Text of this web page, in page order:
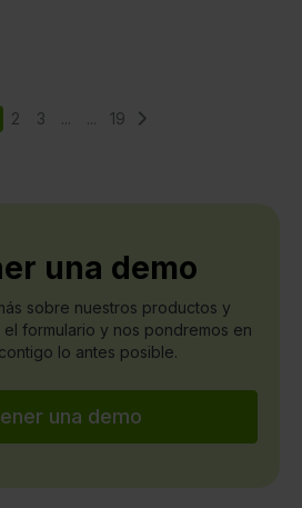
2 3 ... ... 19
una demo
sobre nuestros productos y
el formulario y nos pondremos en
lo antes posible.
una demo